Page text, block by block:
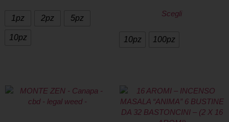
1pz 2pz 5pz
10pz
Scegli
10pz 100pz